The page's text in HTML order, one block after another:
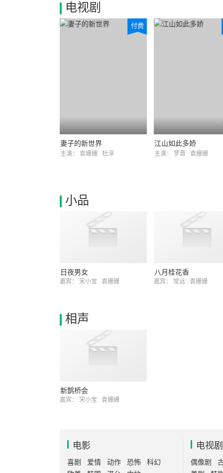
电视剧
付费
妻子的新世界
主演： 袁姗姗 杜淳
江山如此多娇
主演： 罗晋 袁姗姗
小品
日夜男女
嘉宾： 宋小宝 袁姗姗
八月桂花香
嘉宾： 常远 袁姗姗
相声
新鹊桥会
嘉宾： 宋小宝 袁姗姗
电影
喜剧 爱情 动作 恐怖
科幻
电视剧
偶像剧